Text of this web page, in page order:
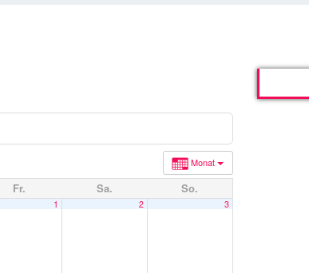
Monat
Fr. Sa. So.
1 2 3